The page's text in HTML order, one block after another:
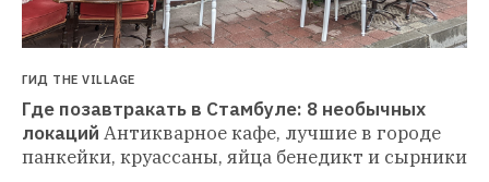
ГИД THE VILLAGE
Где позавтракать в Стамбуле: 8 необычных
локаций Антикварное кафе, лучшие в городе
панкейки, круассаны, яйца бенедикт и сырники